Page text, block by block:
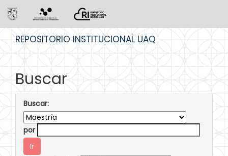
REPOSITORIO INSTITUCIONAL UAQ
Buscar
Buscar:
por